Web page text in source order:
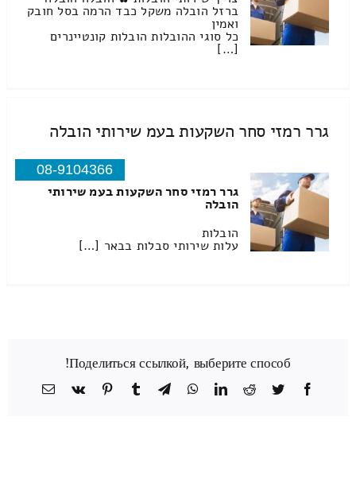
ברזל הובלה משקל כבד הרמה בסל חובק
ואמין
כל סוגי ההובלות הובלות קונטיינרים
[…]
גרר רמזי סחר השקעות בעמ שירותי הובלה
08-9104366
גרר רמזי סחר השקעות בעמ שירותי
הובלה
הובלות
עלות שירותי סבלות בבאר […]
Поделиться ссылкой, выберите способ!
Facebook
Twitter
Reddit
LinkedIn
WhatsApp
Telegram
Tumblr
Pinterest
Vk
כתובת